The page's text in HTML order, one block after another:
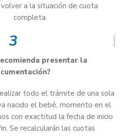
a la situación de cuota
completa.
3
presentar la
todo el trámite de una sola
nacido el bebé, momento en el
con exactitud la fecha de inicio
Se recalcularán las cuotas